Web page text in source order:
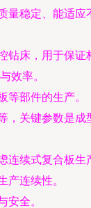
量稳定、能适应
钻床，用于保证
效率。
等部件的生产。
，关键参数是成
连续式复合板生
产连续性。
安全。